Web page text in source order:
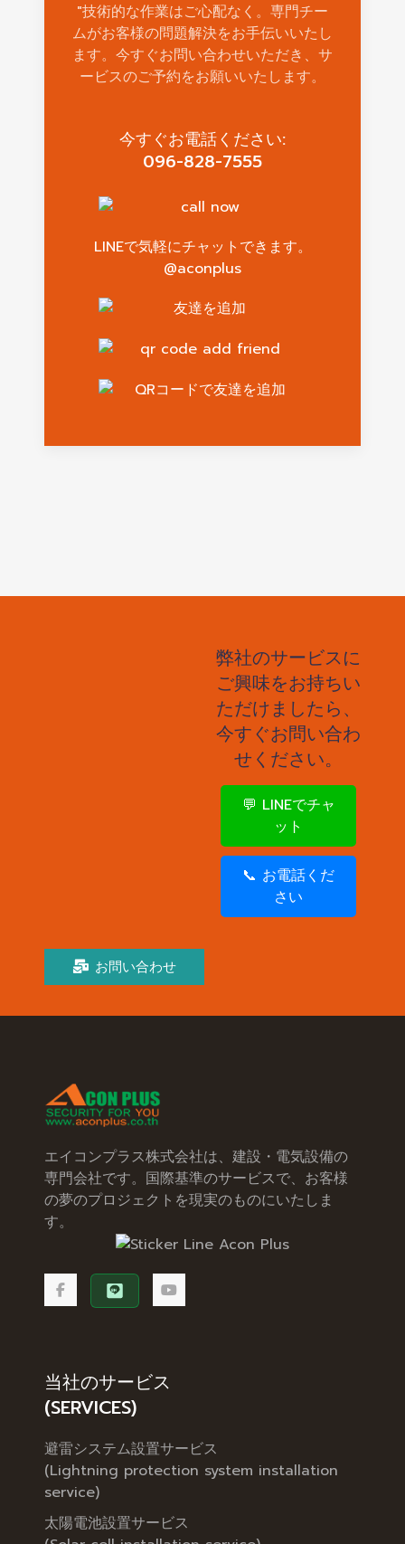
"技術的な作業はご心配なく。専門チー
ムがお客様の問題解決をお手伝いいたし
ます。今すぐお問い合わせいただき、サ
ービスのご予約をお願いいたします。
今すぐお電話ください:
096-828-7555
LINEで気軽にチャットできます。
@aconplus
弊社のサービスに
ご興味をお持ちい
ただけましたら、
今すぐお問い合わ
せください。
💬 LINEでチャ
ット
📞 お電話くだ
さい
お問い合わせ
エイコンプラス株式会社は、建設・電気設備の
専門会社です。国際基準のサービスで、お客様
の夢のプロジェクトを現実のものにいたしま
す。
当社のサービス
(SERVICES)
避雷システム設置サービス
(Lightning protection system installation
service)
太陽電池設置サービス